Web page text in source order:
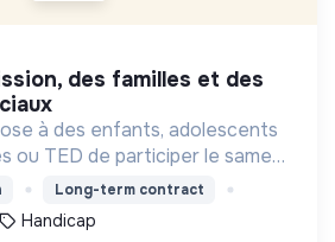
à des enfants, adolescents
ou TED de participer le samedi
culturelles et sportives
Long-term contract
Handicap